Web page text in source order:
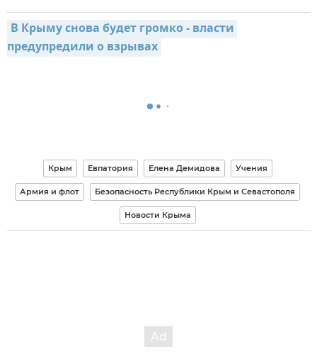
В Крыму снова будет громко - власти
предупредили о взрывах
Крым Евпатория Елена Демидова Учения
Армия и флот Безопасность Республики Крым и Севастополя
Новости Крыма